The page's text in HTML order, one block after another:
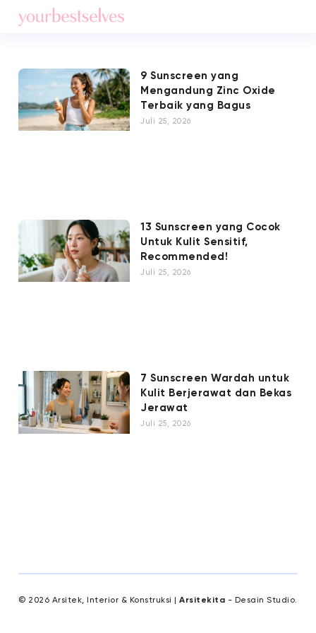
9 Sunscreen yang
Mengandung Zinc Oxide
Terbaik yang Bagus
Juli 25, 2026
13 Sunscreen yang Cocok
Untuk Kulit Sensitif,
Recommended!
Juli 25, 2026
7 Sunscreen Wardah untuk
Kulit Berjerawat dan Bekas
Jerawat
Juli 25, 2026
© 2026 Arsitek, Interior & Konstruksi |Arsitekita - Desain Studio.